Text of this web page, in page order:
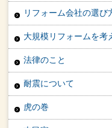
リフォーム会社の選び
大規模リフォームを考
法律のこと
耐震について
虎の巻